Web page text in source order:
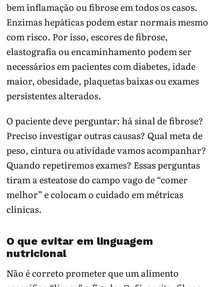
bem inflamação ou fibrose em todos os casos.
Enzimas hepáticas podem estar normais mesmo
com risco. Por isso, escores de fibrose,
elastografia ou encaminhamento podem ser
necessários em pacientes com diabetes, idade
maior, obesidade, plaquetas baixas ou exames
persistentes alterados.
O paciente deve perguntar: há sinal de fibrose?
Preciso investigar outras causas? Qual meta de
peso, cintura ou atividade vamos acompanhar?
Quando repetiremos exames? Essas perguntas
tiram a esteatose do campo vago de “comer
melhor” e colocam o cuidado em métricas
clínicas.
O que evitar em linguagem
nutricional
Não é correto prometer que um alimento